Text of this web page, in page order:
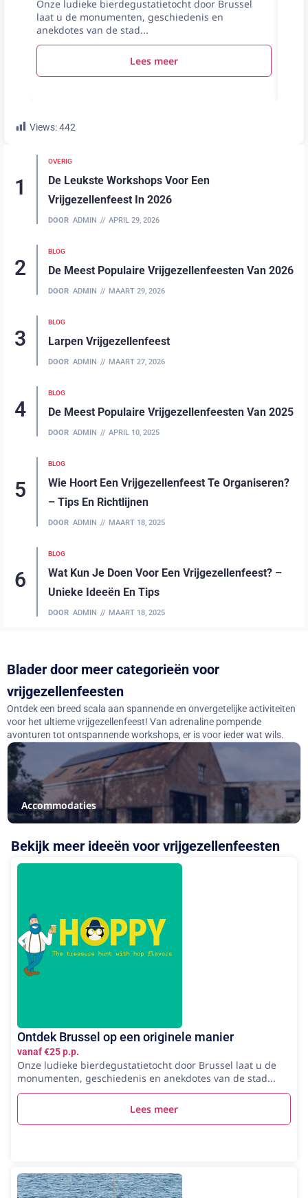
Onze ludieke bierdegustatietocht door Brussel
laat u de monumenten, geschiedenis en
anekdotes van de stad...
Lees meer
Views:442
OVERIG
De Leukste Workshops Voor Een
Vrijgezellenfeest In 2026
DOOR ADMIN APRIL 29, 2026
BLOG
De Meest Populaire Vrijgezellenfeesten Van 2026
DOOR ADMIN MAART 29, 2026
BLOG
Larpen Vrijgezellenfeest
DOOR ADMIN MAART 27, 2026
BLOG
De Meest Populaire Vrijgezellenfeesten Van 2025
DOOR ADMIN APRIL 10, 2025
BLOG
Wie Hoort Een Vrijgezellenfeest Te Organiseren?
– Tips En Richtlijnen
DOOR ADMIN MAART 18, 2025
BLOG
Wat Kun Je Doen Voor Een Vrijgezellenfeest? –
Unieke Ideeën En Tips
DOOR ADMIN MAART 18, 2025
Blader door meer categorieën voor
vrijgezellenfeesten
Ontdek een breed scala aan spannende en onvergetelijke activiteiten
voor het ultieme vrijgezellenfeest! Van adrenaline pompende
avonturen tot ontspannende workshops, er is voor ieder wat wils.
Accommodaties
Bekijk meer ideeën voor vrijgezellenfeesten
Ontdek Brussel op een originele manier
vanaf €25 p.p.
Onze ludieke bierdegustatietocht door Brussel laat u de
monumenten, geschiedenis en anekdotes van de stad...
Lees meer